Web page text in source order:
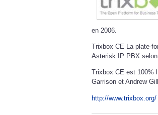
en 2006.
Trixbox CE La plate-
Asterisk IP PBX
Trixbox CE est 100%
Garrison et Andrew
http://www.trixbox.org/